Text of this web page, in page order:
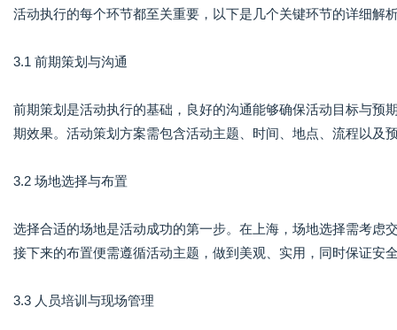
活动执行的每个环节都至关重要，以下是几个关键环节的详细解
3.1 前期策划与沟通
前期策划是活动执行的基础，良好的沟通能够确保活动目标与预
期效果。活动策划方案需包含活动主题、时间、地点、流程以及
3.2 场地选择与布置
选择合适的场地是活动成功的第一步。在上海，场地选择需考虑
接下来的布置便需遵循活动主题，做到美观、实用，同时保证安
3.3 人员培训与现场管理